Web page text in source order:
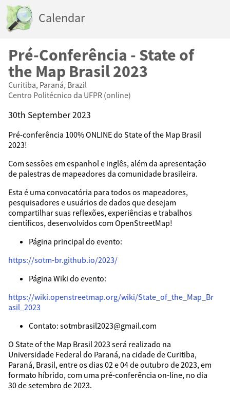
Calendar
Pré-Conferência - State of
the Map Brasil 2023
Curitiba, Paraná, Brazil
Centro Politécnico da UFPR (online)
30th September 2023
Pré-conferência 100% ONLINE do State of the Map Brasil
2023!
Com sessões em espanhol e inglês, além da apresentação
de palestras de mapeadores da comunidade brasileira.
Esta é uma convocatória para todos os mapeadores,
pesquisadores e usuários de dados que desejam
compartilhar suas reflexões, experiências e trabalhos
científicos, desenvolvidos com OpenStreetMap!
Página principal do evento:
https://sotm-br.github.io/2023/
Página Wiki do evento:
https://wiki.openstreetmap.org/wiki/State_of_the_Map_Br
asil_2023
Contato: sotmbrasil2023@gmail.com
O State of the Map Brasil 2023 será realizado na
Universidade Federal do Paraná, na cidade de Curitiba,
Paraná, Brasil, entre os dias 02 e 04 de outubro de 2023, em
formato híbrido, com uma pré-conferência on-line, no dia
30 de setembro de 2023.